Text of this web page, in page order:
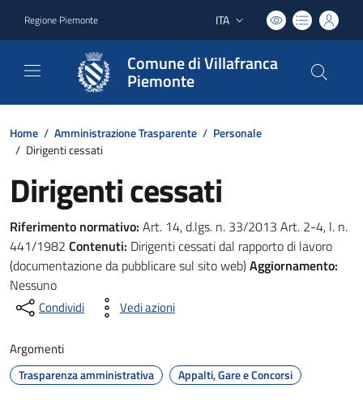
Regione Piemonte Lingua attiva:
ITA
Comune di Villafranca
Piemonte
Home / Amministrazione Trasparente / Personale
/ Dirigenti cessati
Dirigenti cessati
Riferimento normativo: Art. 14, d.lgs. n. 33/2013 Art. 2-4, l. n.
441/1982 Contenuti: Dirigenti cessati dal rapporto di lavoro
(documentazione da pubblicare sul sito web)Aggiornamento:
Nessuno
Condividi Vedi azioni
Argomenti
Trasparenza amministrativa Appalti, Gare e Concorsi